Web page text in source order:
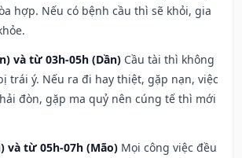
hợp. Nếu có bệnh cầu thì sẽ khỏi, gia
và từ 03h-05h (Dần) Cầu tài thì không
trái ý. Nếu ra đi hay thiệt, gặp nạn, việc
đòn, gặp ma quỷ nên cúng tế thì mới
và từ 05h-07h (Mão) Mọi công việc đều